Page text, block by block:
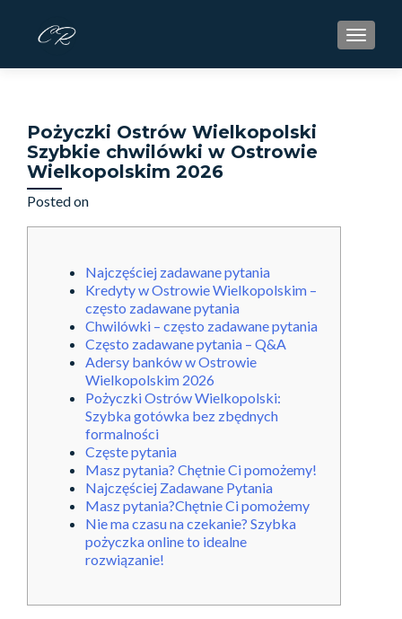
i
MENU
Pożyczki Ostrów Wielkopolski
Szybkie chwilówki w Ostrowie
Wielkopolskim 2026
Posted on
Najczęściej zadawane pytania
Kredyty w Ostrowie Wielkopolskim –
często zadawane pytania
Chwilówki – często zadawane pytania
Często zadawane pytania – Q&A
Adersy banków w Ostrowie
Wielkopolskim 2026
Pożyczki Ostrów Wielkopolski:
Szybka gotówka bez zbędnych
formalności
Częste pytania
Masz pytania? Chętnie Ci pomożemy!
Najczęściej Zadawane Pytania
Masz pytania?Chętnie Ci pomożemy
Nie ma czasu na czekanie? Szybka
pożyczka online to idealne
rozwiązanie!